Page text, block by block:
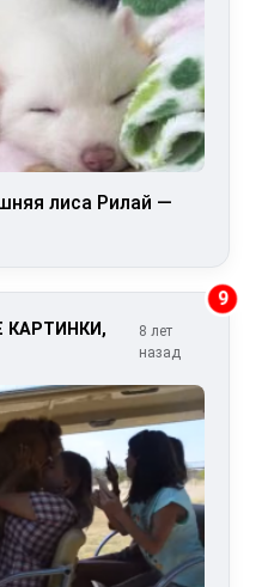
лиса Рилай —
9
8 лет
назад